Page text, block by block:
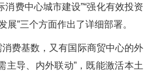
消费中心城市建设”“强化有效投资
展”三个方面作出了详细部署。
基数，又有国际商贸中心的外
主导、内外联动”，既能激活本土